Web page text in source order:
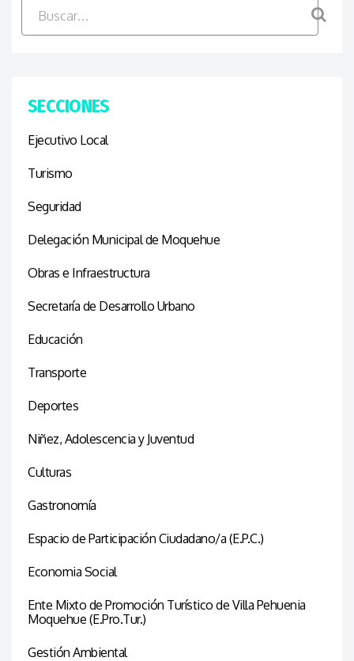
SECCIONES
Ejecutivo Local
Turismo
Seguridad
Delegación Municipal de Moquehue
Obras e Infraestructura
Secretaría de Desarrollo Urbano
Educación
Transporte
Deportes
Niñez, Adolescencia y Juventud
Culturas
Gastronomía
Espacio de Participación Ciudadano/a (E.P.C.)
Economia Social
Ente Mixto de Promoción Turístico de Villa Pehuenia
Moquehue (E.Pro.Tur.)
Gestión Ambiental